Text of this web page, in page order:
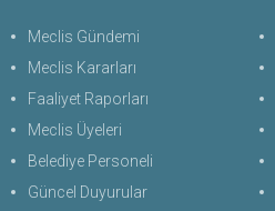
Meclis Gündemi
Meclis Kararları
Faaliyet Raporları
Meclis Üyeleri
Belediye Personeli
Güncel Duyurular